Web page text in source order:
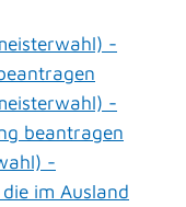
-
-
beantragen
-
im Ausland